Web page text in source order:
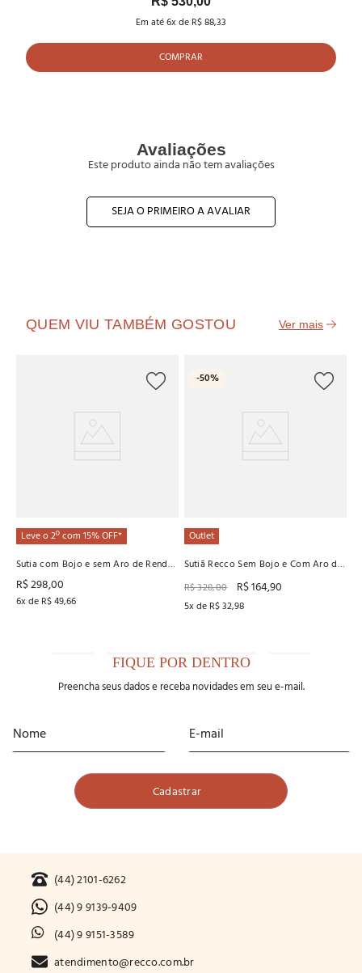
Em até6x de R$ 88,33
COMPRAR
Avaliações
Este produto ainda não tem avaliações
SEJA O PRIMEIRO A AVALIAR
QUEM VIU TAMBÉM GOSTOU
Leve o 2º com 15% OFF*
Sutia com Bojo e sem Aro de Renda
Recco
R$298,00
6x de R$49,66
-50%
Outlet
Sutiã Recco Sem Bojo e Com Aro de
R$328,00 R$164,90
5x de R$32,98
FIQUE POR DENTRO
Preencha seus dados e receba novidades em seu e-mail.
(44) 2101-6262
(44) 9 9139-9409
(44) 9 9151-3589
atendimento@recco.com.br